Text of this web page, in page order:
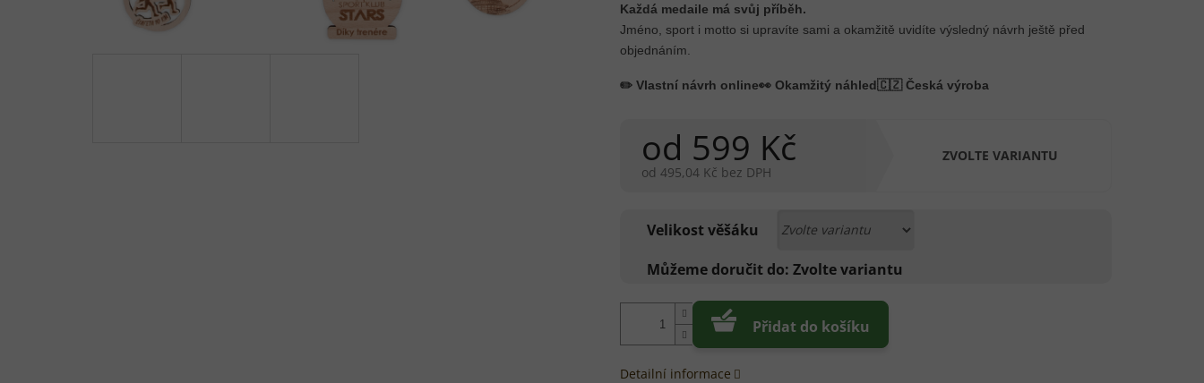
od 599 Kč
od 495,04 Kč bez DPH
ZVOLTE VARIANTU
Velikost věšáku
Můžeme doručit do: Zvolte variantu
Přidat do košíku
Každá medaile má svůj příběh.
Jméno, sport i motto si upravíte sami a okamžitě uvidíte výsledný návrh ještě před
objednáním.
✏️ Vlastní návrh online👀 Okamžitý náhled 🇨🇿 Česká výroba
Detailní informace